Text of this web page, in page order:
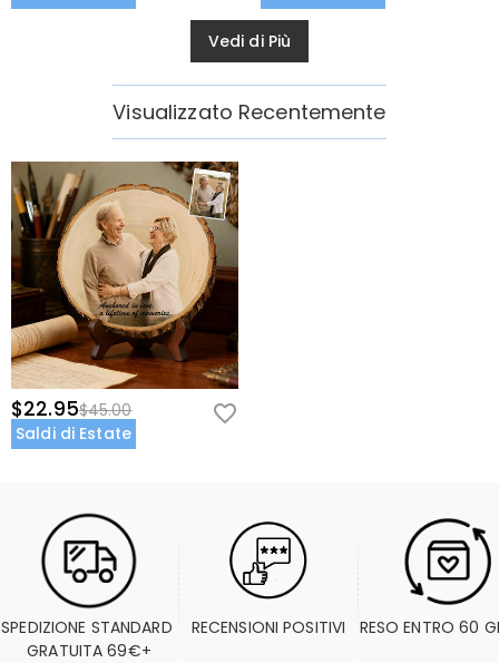
Vedi di Più
Visualizzato Recentemente
$22.95$45.00
Saldi di Estate
SPEDIZIONE STANDARD
GRATUITA 69€+
RECENSIONI POSITIVI RESO ENTRO 60